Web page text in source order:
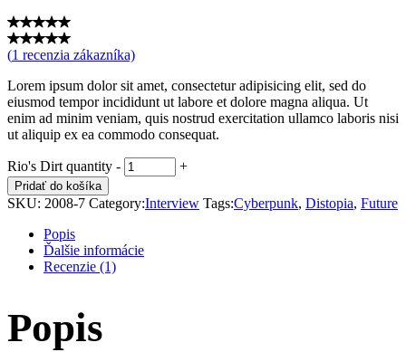
(1 recenzia zákazníka)
Lorem ipsum dolor sit amet, consectetur adipisicing elit, sed do
eiusmod tempor incididunt ut labore et dolore magna aliqua. Ut
enim ad minim veniam, quis nostrud exercitation ullamco laboris nisi
ut aliquip ex ea commodo consequat.
Rio's Dirt quantity - +
Pridať do košíka
SKU: 2008-7 Category:Interview Tags:Cyberpunk, Distopia, Future
Popis
Ďalšie informácie
Recenzie (1)
Popis